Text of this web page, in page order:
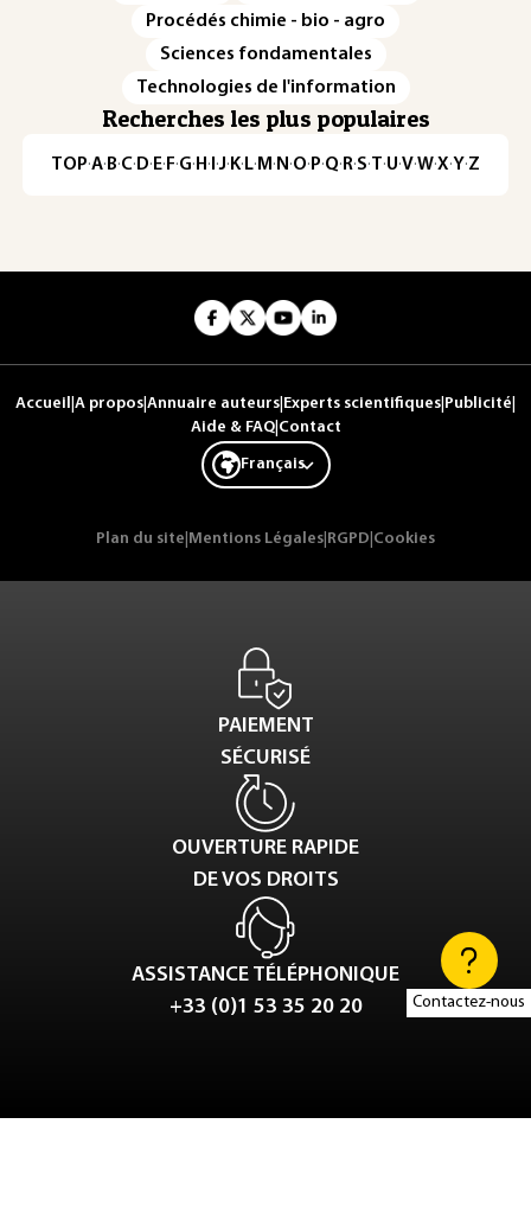
Contactez-nous
Procédés chimie - bio - agro
Sciences fondamentales
Technologies de l'information
Recherches les plus populaires
TOP·A·B·C· D· E· F·G· H · ·J· K· L· M · N ·O· P·Q· R·S·T·U·V·W·X·Y·Z
Accueil A propos Annuaire auteurs Experts scientifiques Publicité
Aide & FAQ| Contact
Français
Plan du site Mentions Légales RGPD Cookies
PAIEMENT
SÉCURISÉ
OUVERTURE RAPIDE
DE VOS DROITS
ASSISTANCE TÉLÉPHONIQUE
+33 (0)1 53 35 20 20